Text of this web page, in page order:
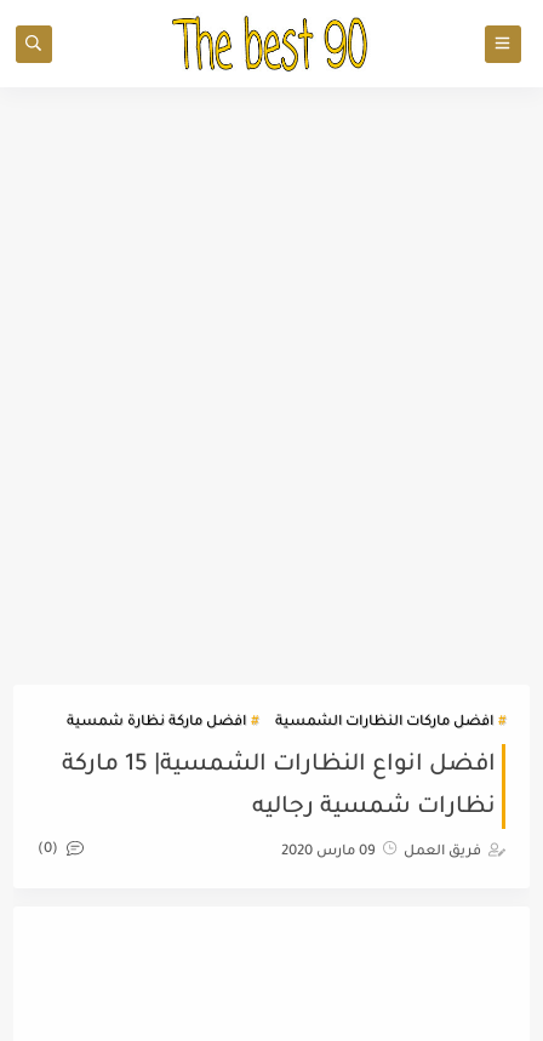
افضل ماركات النظارات الشمسية افضل ماركة نظارة شمسية
افضل انواع النظارات الشمسية| 15 ماركة
نظارات شمسية رجاليه
فريق العمل 09 مارس 2020 (0)